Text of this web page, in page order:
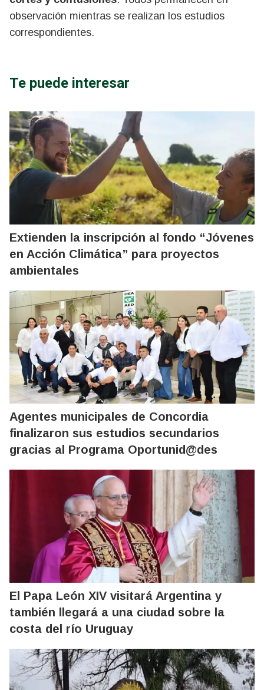
observación mientras se realizan los estudios
correspondientes.
Te puede interesar
Extienden la inscripción al fondo “Jóvenes
en Acción Climática” para proyectos
ambientales
Agentes municipales de Concordia
finalizaron sus estudios secundarios
gracias al Programa Oportunid@des
El Papa León XIV visitará Argentina y
también llegará a una ciudad sobre la
costa del río Uruguay